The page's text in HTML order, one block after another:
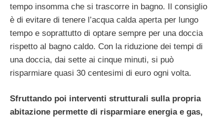
tempo insomma che si trascorre in bagno. Il consiglio
è di evitare di tenere l’acqua calda aperta per lungo
tempo e soprattutto di optare sempre per una doccia
rispetto al bagno caldo. Con la riduzione dei tempi di
una doccia, dai sette ai cinque minuti, si può
risparmiare quasi 30 centesimi di euro ogni volta.
Sfruttando poi interventi strutturali sulla propria
abitazione permette di risparmiare energia e gas,